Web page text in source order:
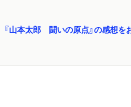
『山本太郎 闘いの原点』の感想を